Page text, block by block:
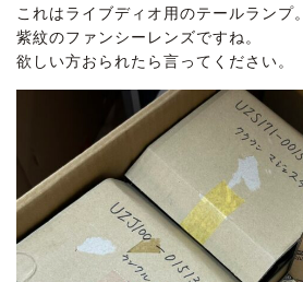
これはライブディオ用のテールランプ。
紫紋のファンシーレンズですね。
欲しい方おられたら言ってください。